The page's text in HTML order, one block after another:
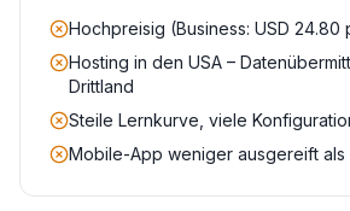
Hochpreisig (Business: USD 24.80
Hosting in den USA –
Drittland
Steile Lernkurve, viele
Mobile-App weniger ausgereift als